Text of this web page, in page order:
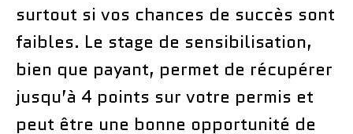
surtout si vos chances de succès sont
faibles. Le stage de sensibilisation,
bien que payant, permet de récupérer
jusqu’à 4 points sur votre permis et
peut être une bonne opportunité de